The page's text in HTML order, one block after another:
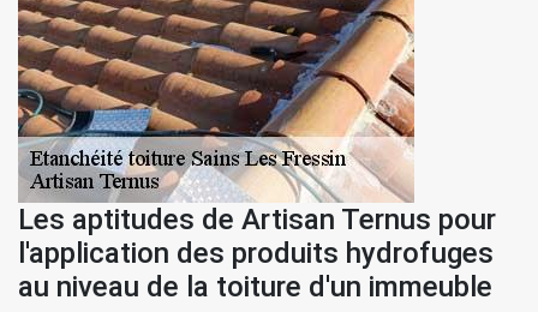
Les aptitudes de Artisan Ternus pour
l'application des produits hydrofuges
au niveau de la toiture d'un immeuble